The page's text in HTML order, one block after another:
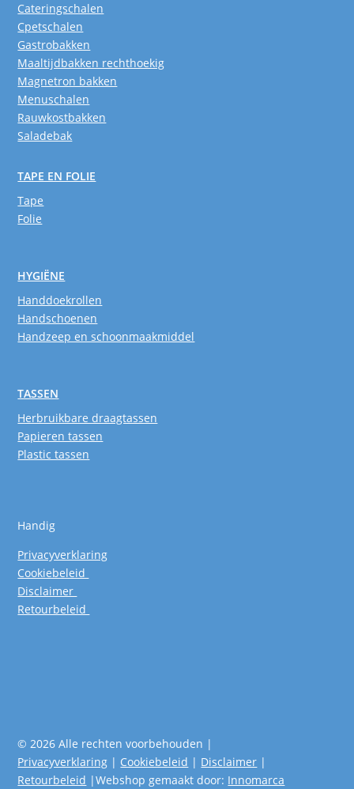
Cateringschalen
Cpetschalen
Gastrobakken
Maaltijdbakken rechthoekig
Magnetron bakken
Menuschalen
Rauwkostbakken
Saladebak
TAPE EN FOLIE
Tape
Folie
HYGIËNE
Handdoekrollen
Handschoenen
Handzeep en schoonmaakmiddel
TASSEN
Herbruikbare draagtassen
Papieren tassen
Plastic tassen
Handig
Privacyverklaring
Cookiebeleid
Disclaimer
Retourbeleid
© 2026 Alle rechten voorbehouden |
Privacyverklaring | Cookiebeleid | Disclaimer |
Retourbeleid |Webshop gemaakt door: Innomarca